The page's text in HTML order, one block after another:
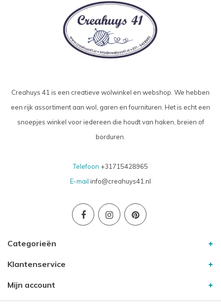
Creahuys 41 is een creatieve wolwinkel en webshop. We hebben
een rijk assortiment aan wol, garen en fournituren. Het is echt een
snoepjes winkel voor iedereen die houdt van haken, breien of
borduren.
Telefoon +31715428965
E-mail info@creahuys41.nl
Categorieën
Klantenservice
Mijn account